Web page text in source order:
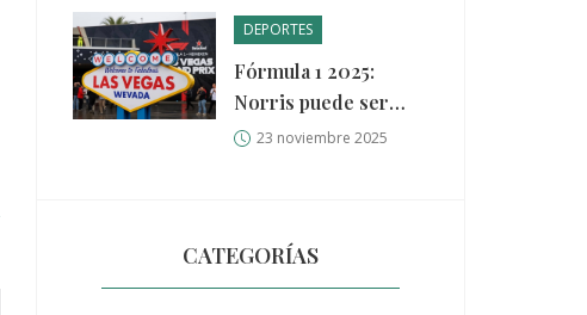
DEPORTES
Fórmula 1 2025:
Norris puede ser
campeón en Las
23 noviembre 2025
CATEGORÍAS